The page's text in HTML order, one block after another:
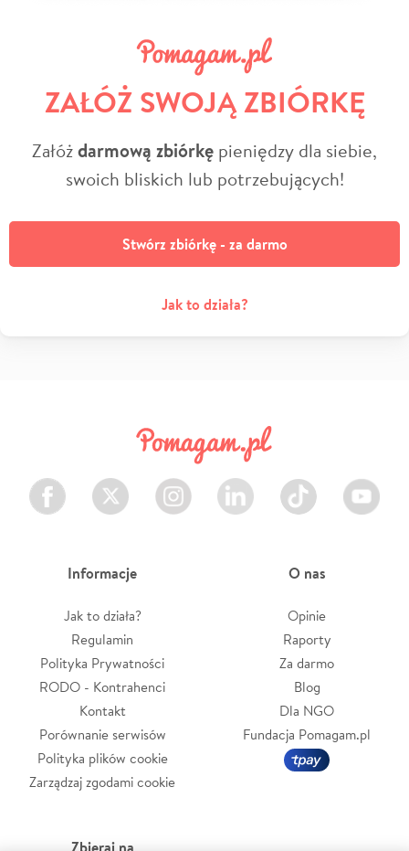
ZAŁÓŻ SWOJĄ ZBIÓRKĘ
Załóżdarmową zbiórkę pieniędzy dla siebie,
swoich bliskich lub potrzebujących!
Stwórz zbiórkę - za darmo
Jak to działa?
Facebook Twitter Instagram LinkedIn TikTok Youtube
Informacje
Jak to działa?
Regulamin
Polityka Prywatności
RODO - Kontrahenci
Kontakt
Porównanie serwisów
Polityka plików cookie
Zarządzaj zgodami cookie
O nas
Opinie
Raporty
Za darmo
Blog
Dla NGO
Fundacja Pomagam.pl